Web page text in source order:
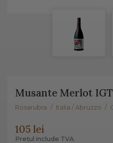
Musante Merlot
Rosarubra / Italia / Abruzzo /
105 lei
Prețul include TVA